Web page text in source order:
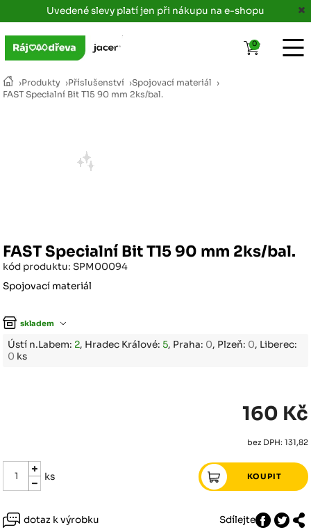
Uvedené slevy platí jen při nákupu na e-shopu
›Produkty ›Příslušenství ›Spojovací materiál ›
FAST Specialní Bit T15 90 mm 2ks/bal.
FAST Specialní Bit T15 90 mm 2ks/bal.
kód produktu: SPM00094
Spojovací materiál
skladem
Ústí n.Labem: 2, Hradec Králové:5, Praha: 0, Plzeň: 0, Liberec:
0 ks
160 Kč
bez DPH: 131,82
ks
dotaz k výrobku
Sdílejte
0